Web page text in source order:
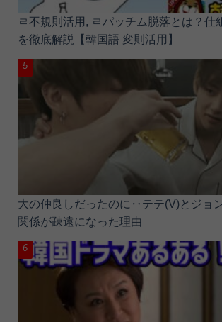
ㄹ不規則活用, ㄹパッチム脱落とは？仕
を徹底解説【韓国語 変則活用】
大の仲良しだったのに‥テテ(V)とジョ
関係が疎遠になった理由